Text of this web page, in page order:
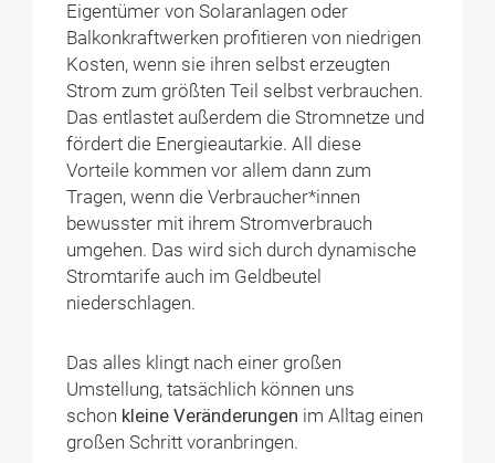
Eigentümer von Solaranlagen oder
Balkonkraftwerken profitieren von niedrigen
Kosten, wenn sie ihren selbst erzeugten
Strom zum größten Teil selbst verbrauchen.
Das entlastet außerdem die Stromnetze und
fördert die Energieautarkie. All diese
Vorteile kommen vor allem dann zum
Tragen, wenn die Verbraucher*innen
bewusster mit ihrem Stromverbrauch
umgehen. Das wird sich durch dynamische
Stromtarife auch im Geldbeutel
niederschlagen.
Das alles klingt nach einer großen
Umstellung, tatsächlich können uns
schon kleine Veränderungen im Alltag einen
großen Schritt voranbringen.